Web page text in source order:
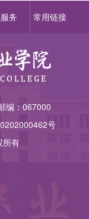
务 常用链接
编：067000
号
所有